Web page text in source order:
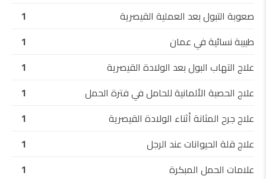
صعوبة التبول بعد العملية القيصرية
1
طبيبة نسائية في عمان
1
علاج التهاب البول بعد الولادة القيصرية
1
علاج الحصبة الألمانية للحامل في فترة الحمل
1
علاج جرح المثانة أثناء الولادة القيصرية
1
علاج قلة الحيوانات عند الرجل
1
علامات الحمل المبكرة
1